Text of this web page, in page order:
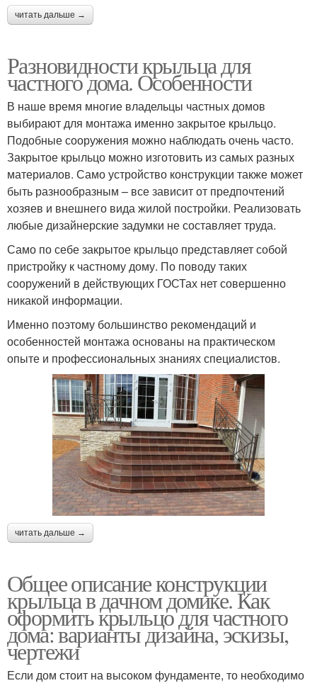
читать дальше →
Разновидности крыльца для
частного дома. Особенности
В наше время многие владельцы частных домов
выбирают для монтажа именно закрытое крыльцо.
Подобные сооружения можно наблюдать очень часто.
Закрытое крыльцо можно изготовить из самых разных
материалов. Само устройство конструкции также может
быть разнообразным – все зависит от предпочтений
хозяев и внешнего вида жилой постройки. Реализовать
любые дизайнерские задумки не составляет труда.
Само по себе закрытое крыльцо представляет собой
пристройку к частному дому. По поводу таких
сооружений в действующих ГОСТах нет совершенно
никакой информации.
Именно поэтому большинство рекомендаций и
особенностей монтажа основаны на практическом
опыте и профессиональных знаниях специалистов.
читать дальше →
Общее описание конструкции
крыльца в дачном домике. Как
оформить крыльцо для частного
дома: варианты дизайна, эскизы,
чертежи
Если дом стоит на высоком фундаменте, то необходимо